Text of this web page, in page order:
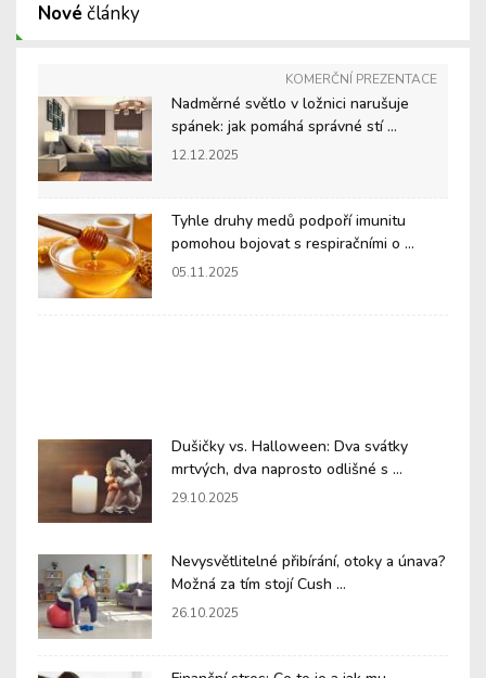
Nové články
KOMERČNÍ PREZENTACE
Nadměrné světlo v ložnici narušuje
spánek: jak pomáhá správné stí ...
12.12.2025
Tyhle druhy medů podpoří imunitu
pomohou bojovat s respiračními o ...
05.11.2025
Dušičky vs. Halloween: Dva svátky
mrtvých, dva naprosto odlišné s ...
29.10.2025
Nevysvětlitelné přibírání, otoky a únava?
Možná za tím stojí Cush ...
26.10.2025